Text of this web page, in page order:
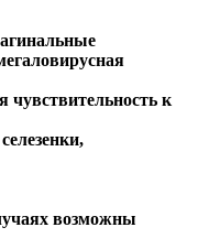
к
возможны